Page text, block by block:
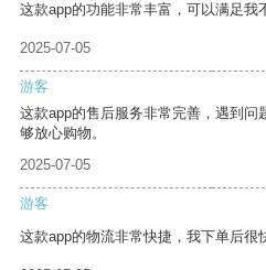
这款app的功能非常丰富，可以满足我
2025-07-05
游客
这款app的售后服务非常完善，遇到
够放心购物。
2025-07-05
游客
这款app的物流非常快捷，我下单后很